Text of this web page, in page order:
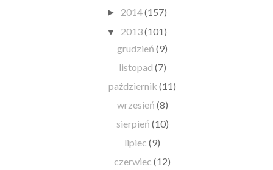
► 2014(157)
▼ 2013(101)
grudzień(9)
listopad (7)
październik(11)
wrzesień (8)
sierpień (10)
lipiec(9)
czerwiec(12)